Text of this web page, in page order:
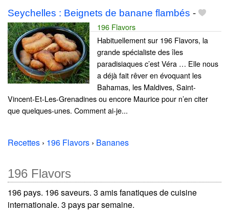
Seychelles : Beignets de banane flambés -
196 Flavors
Habituellement sur 196 Flavors, la
grande spécialiste des îles
paradisiaques c’est Véra … Elle nous
a déjà fait rêver en évoquant les
Bahamas, les Maldives, Saint-
Vincent-Et-Les-Grenadines ou encore Maurice pour n’en citer
que quelques-unes. Comment ai-je...
Recettes › 196 Flavors › Bananes
196 Flavors
196 pays. 196 saveurs. 3 amis fanatiques de cuisine
internationale. 3 pays par semaine.